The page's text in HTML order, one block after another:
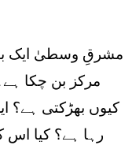
مشرقِ وسطیٰ ایک
مرکز بن چکا
کیوں بھڑکتی ہے؟
رہا ہے؟ کیا اس